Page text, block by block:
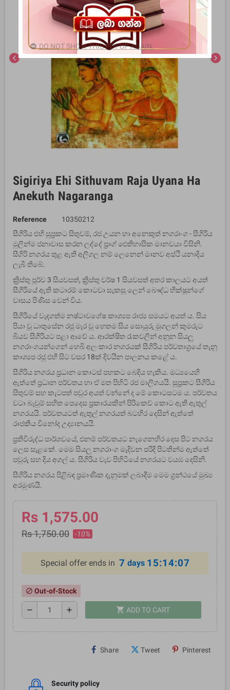
chevron_left chevron_right
Sigiriya Ehi Sithuvam Raja Uyana Ha
Anekuth Nagaranga
Reference
10350212
සීගිරිය එහි සුප්‍රකට සිතුවම්, රජ උයන හා අනෙකුත් නගරාංග - සීගිරිය
මුලින්ම ජනාවාස කරන ලද්දේ ප්‍රාග් ඓතිහාසික මානවයා විසිනි.
සීගිරි නගරය තුළ ඇති අලිගල නම් ලෙනෙන් මානව අස්ථි යනාදිය
ලැබී තිබේ.
ක්‍රිස්තු පූර්ව 3 සියවසත්, ක්‍රිස්තු වර්ෂ 1 සියවසත් අතර කාලයට අයත්
සීගිරියේ ඇති කටාරම් කොටවා සැකසූ ලෙන් බෞද්ධ භික්ෂූන්ගේ
වාසය පිණිස වෙන් විය.
සීගිරියේ වැදගත්ම නෂ්ටාවශේෂ කාශ්‍යප රාජ්‍ය සමයට අයත් ය. සිය
පියා වූ ධාතුසේන රජු මැර වූ හෙතම සිය සොයුරු මුගලන් කුමරුට
බියව සීගිරියට පළා ආවේ ය. ආරක්ෂිත රැකවලින් අනූන සියලු
නගරාංගයන්ගෙන් හෙබි අලංකාර නගරයක් සීගිරිය පර්වතාශ්‍රයේ තැනූ
කාශ්‍යප රජු එහි සිට වසර 18ක් දිවයින පාලනය කළේ ය.
සීගිරිය නගරය ප්‍රධාන කොටස් පහකට බෙදිය හැකිය. මධ්‍යයෙහි
ඇත්තේ ප්‍රධාන පර්වතය හා ඒ මත පිහිටි රජ මාලිගයයි. සුප්‍රකට සීගිරිය
සිතුවම් සහ කැටපත් පවුර අයත් වන්නේ ද මේ කොටසටම ය. පර්වතය
වටා බෑවුම් සහිත පෙදෙස ප්‍රකාරයකින් පිරිකෙව් කොට ඇති ඇතුල්
නගරයයි. පර්වතයටත් ඇතුල් නගරයත් බටහිර දෙසින් ඇත්තේ
රාජකීය විනෝද උද්‍යානයයි.
ප්‍රතිවිරුද්ධ පාර්ශවයේ, එනම් පර්වතයට නැගෙනහිර දෙස පිට නගරය
ලෙස සැළකේ. මෙම සියලු නගරාංග මැදිවන පරිදි පිටතින්ම ඇත්තේ
පවුරු සහ දිය අගල් ය. සීගිරිය වැව පිහිටියේ නගරයට වයඹ දෙසිනි.
සීගිරිය නගරය පිළිබඳ ප්‍රමාණික දැනුමක් ලබාදීම මෙම ග්‍රන්ථයේ මුඛ්‍ය
අරමුණයි.
Rs 1,575.00
Rs 1,750.00 -10%
Special offer ends in 7 days 15:14:07
block Out-of-Stock
remove add shopping_cart ADD TO CART
Share Tweet Pinterest
Security policy
DO NOT SHOW THIS POPUP AGAIN.